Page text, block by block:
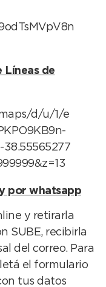
Líneas de
d/u/1/e
38.55565277
por whatsapp
y retirarla
SUBE, recibirla
del correo. Para
el formulario
tus datos